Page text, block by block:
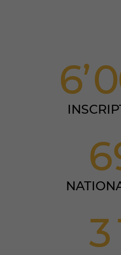
6 0
6
3